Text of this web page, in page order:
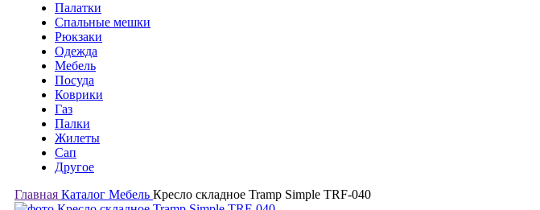
Палатки
Спальные мешки
Рюкзаки
Одежда
Мебель
Посуда
Коврики
Газ
Палки
Жилеты
Сап
Другое
Главная Каталог Мебель Кресло складное Tramp Simple TRF-040